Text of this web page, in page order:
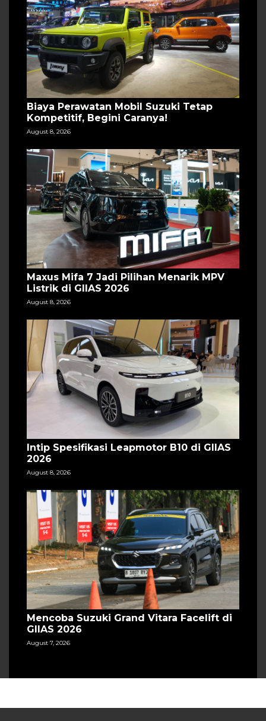
Biaya Perawatan Mobil Suzuki Tetap
Kompetitif, Begini Caranya!
August 8, 2026
Maxus Mifa 7 Jadi Pilihan Menarik MPV
Listrik di GIIAS 2026
August 8, 2026
Intip Spesifikasi Leapmotor B10 di GIIAS
2026
August 8, 2026
Mencoba Suzuki Grand Vitara Facelift di
GIIAS 2026
August 7, 2026